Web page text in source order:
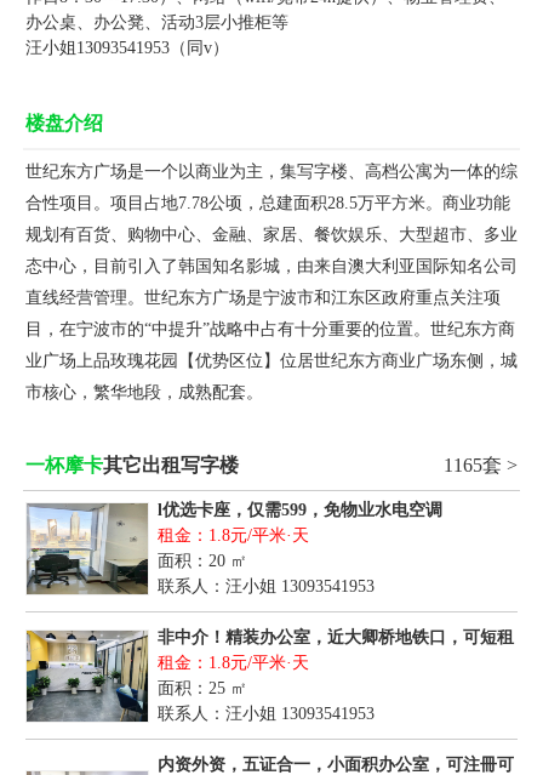
办公桌、办公凳、活动3层小推柜等
汪小姐13093541953（同v）
楼盘介绍
世纪东方广场是一个以商业为主，集写字楼、高档公寓为一体的综
合性项目。项目占地7.78公顷，总建面积28.5万平方米。商业功能
规划有百货、购物中心、金融、家居、餐饮娱乐、大型超市、多业
态中心，目前引入了韩国知名影城，由来自澳大利亚国际知名公司
直线经营管理。世纪东方广场是宁波市和江东区政府重点关注项
目，在宁波市的“中提升”战略中占有十分重要的位置。世纪东方商
业广场上品玫瑰花园【优势区位】位居世纪东方商业广场东侧，城
市核心，繁华地段，成熟配套。
1165套 >
一杯摩卡其它出租写字楼
l优选卡座，仅需599，免物业水电空调
租金：1.8元/平米·天
面积：20 ㎡
联系人：汪小姐 13093541953
非中介！精装办公室，近大卿桥地铁口，可短租
租金：1.8元/平米·天
面积：25 ㎡
联系人：汪小姐 13093541953
内资外资，五证合一，小面积办公室，可注冊可